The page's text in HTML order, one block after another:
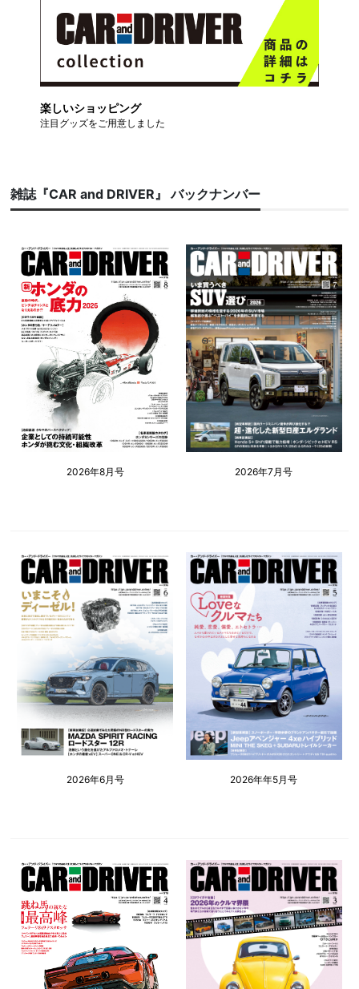
楽しいショッピング
注目グッズをご用意しました
雑誌『CAR and DRIVER』 バックナンバー
2026年8月号 2026年7月号
2026年6月号 2026年年5月号